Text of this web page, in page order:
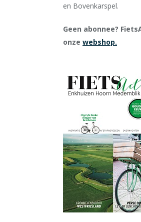
en Bovenkarspel.
Geen abonnee?
onze webshop.